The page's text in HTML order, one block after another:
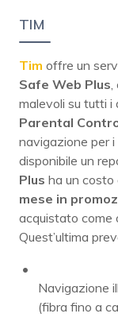
TIM
Tim offre un
Safe Web Plus
malevoli su tutti i
Parental
navigazione per
disponibile un
Plus ha un costo
mese in
acquistato come
Quest’ultima
Navigazione
(fibra fino a